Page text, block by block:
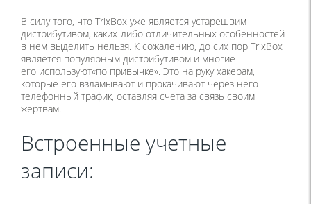
В силу того, что TrixBox уже является устарешвим
дистрибутивом, каких-либо отличительных особенностей
в нем выделить нельзя. К сожалению, до сих пор TrixBox
является популярным дистрибутивом и многие
его используют«по привычке». Это на руку хакерам,
которые его взламывают и прокачивают через него
телефонный трафик, оставляя счета за связь своим
жертвам.
Встроенные учетные
записи: